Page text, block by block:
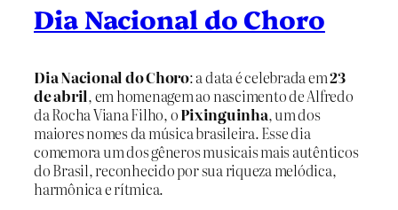
Dia Nacional do Choro
Dia Nacional do Choro: a data é celebrada em23
de abril, em homenagem ao nascimento de Alfredo
da Rocha Viana Filho, oPixinguinha, um dos
maiores nomes da música brasileira. Esse dia
comemora um dos gêneros musicais mais autênticos
do Brasil, reconhecido por sua riqueza melódica,
harmônica e rítmica.